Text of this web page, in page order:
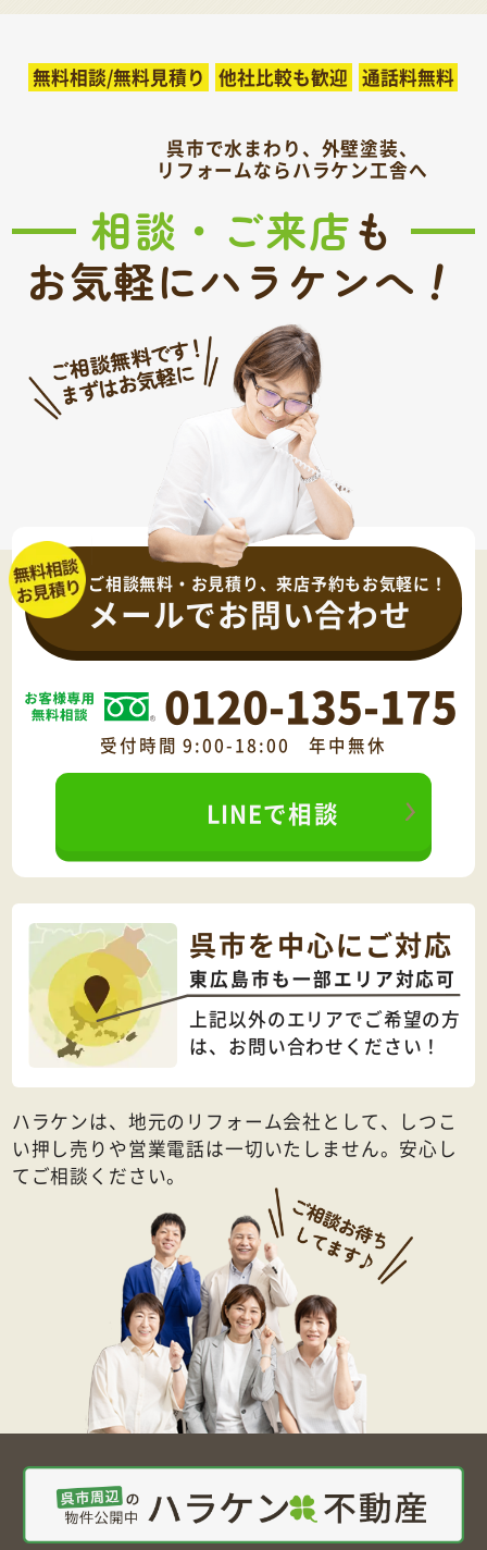
無料相談/無料見積り 他社比較も歓迎 通話料無料
呉市で水まわり、外壁塗装、
リフォームならハラケン工舎へ
相談・ご来店も
お気軽にハラケンへ！
ご相談無料・お見積り、来店予約もお気軽に！
メールでお問い合わせ
0120-135-175
受付時間 9:00-18:00 年中無休
LINEで相談
呉市を中心にご対応
東広島市も一部エリア対応可
上記以外のエリアでご希望の方
は、 お問い合わせください！
ハラケンは、地元のリフォーム会社として、しつこ
い押し売りや営業電話は一切いたしません。安心し
てご相談ください。